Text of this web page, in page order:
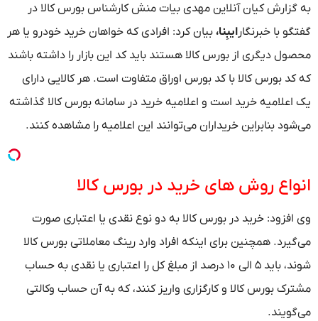
به گزارش کیان آنلاین مهدی بیات منش کارشناس بورس کالا در
گفتگو با خبرنگارایبِنا، بیان کرد: افرادی که خواهان خرید خودرو یا هر
محصول دیگری از بورس کالا هستند باید کد این بازار را داشته باشند
که کد بورس کالا با کد بورس اوراق متفاوت است. هر کالایی دارای
یک اعلامیه خرید است و اعلامیه خرید در سامانه بورس کالا گذاشته
می‌شود بنابراین خریداران می‌توانند این اعلامیه را مشاهده کنند.
انواع روش های خرید در بورس کالا
وی افزود: خرید در بورس کالا به دو نوع نقدی یا اعتباری صورت
می‌گیرد. همچنین برای اینکه افراد وارد رینگ معاملاتی بورس کالا
شوند، باید ۵ الی ۱۰ درصد از مبلغ کل را اعتباری یا نقدی به حساب
مشترک بورس کالا و کارگزاری واریز کنند، که به آن حساب وکالتی
می‌گویند.